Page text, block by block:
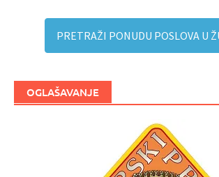
PRETRAŽI PONUDU POSLOVA U
OGLAŠAVANJE